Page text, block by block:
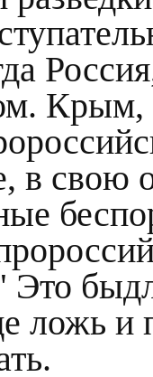
в свою
Это
ложь и